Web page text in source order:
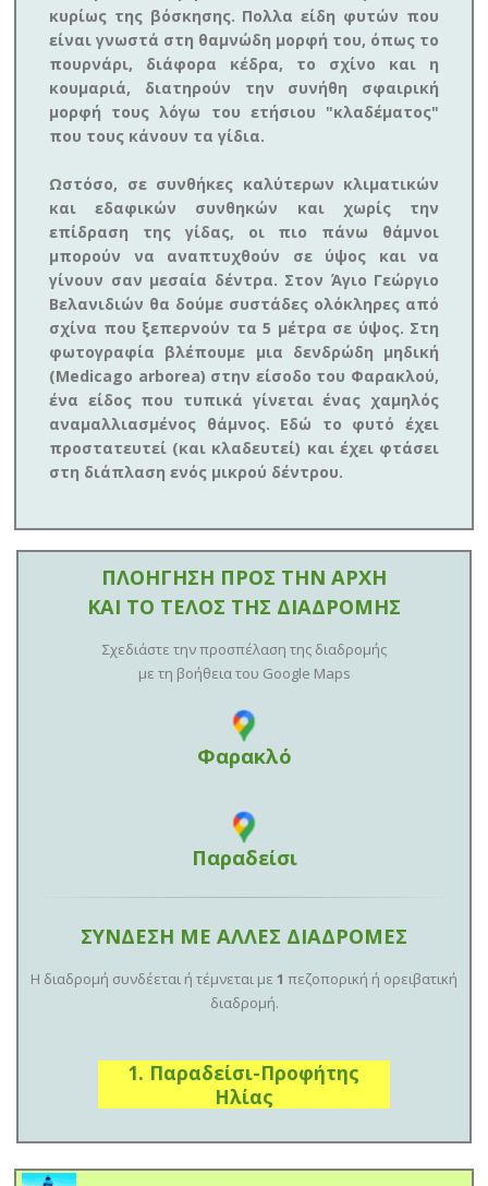
κυρίως της βόσκησης. Πολλα είδη φυτών που
είναι γνωστά στη θαμνώδη μορφή του, όπως το
πουρνάρι, διάφορα κέδρα, το σχίνο και η
κουμαριά, διατηρούν την συνήθη σφαιρική
μορφή τους λόγω του ετήσιου "κλαδέματος"
που τους κάνουν τα γίδια.
Ωστόσο, σε συνθήκες καλύτερων κλιματικών
και εδαφικών συνθηκών και χωρίς την
επίδραση της γίδας, οι πιο πάνω θάμνοι
μπορούν να αναπτυχθούν σε ύψος και να
γίνουν σαν μεσαία δέντρα. Στον Άγιο Γεώργιο
Βελανιδιών θα δούμε συστάδες ολόκληρες από
σχίνα που ξεπερνούν τα 5 μέτρα σε ύψος. Στη
φωτογραφία βλέπουμε μια δενδρώδη μηδική
(Medicago arborea) στην είσοδο του Φαρακλού,
ένα είδος που τυπικά γίνεται ένας χαμηλός
αναμαλλιασμένος θάμνος. Εδώ το φυτό έχει
προστατευτεί (και κλαδευτεί) και έχει φτάσει
στη διάπλαση ενός μικρού δέντρου.
ΠΛΟΗΓΗΣΗ ΠΡΟΣ ΤΗΝ ΑΡΧΗ
ΚΑΙ ΤΟ ΤΕΛΟΣ ΤΗΣ ΔΙΑΔΡΟΜΗΣ
Σχεδιάστε την προσπέλαση της διαδρομής
με τη βοήθεια του Google Maps
Φαρακλό
Παραδείσι
ΣΥΝΔΕΣΗ ΜΕ ΑΛΛΕΣ ΔΙΑΔΡΟΜΕΣ
Η διαδρομή συνδέεται ή τέμνεται με 1 πεζοπορική ή ορειβατική
διαδρομή.
1. Παραδείσι-Προφήτης
Ηλίας